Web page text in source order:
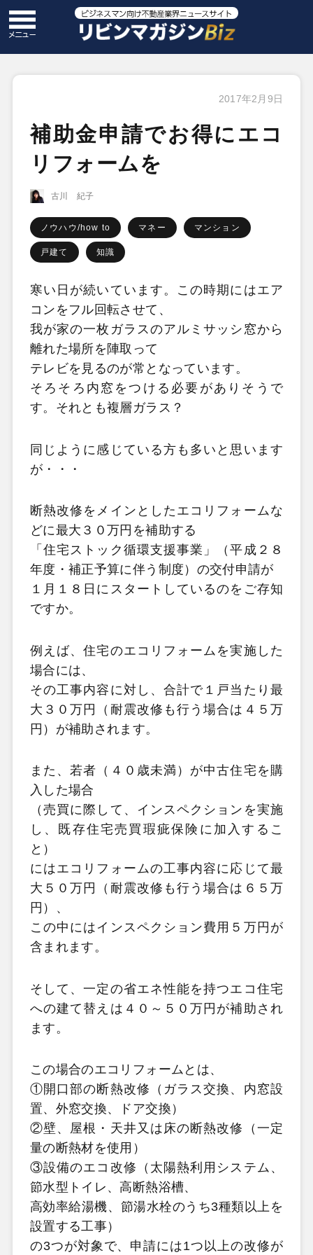
2017年2月9日
補助金申請でお得にエコ
リフォームを
古川 紀子
ノウハウ/how to マネー マンション
戸建て 知識
寒い日が続いています。この時期にはエア
コンをフル回転させて、
我が家の一枚ガラスのアルミサッシ窓から
離れた場所を陣取って
テレビを見るのが常となっています。
そろそろ内窓をつける必要がありそうで
す。それとも複層ガラス？
同じように感じている方も多いと思います
が・・・
断熱改修をメインとしたエコリフォームな
どに最大３０万円を補助する
「住宅ストック循環支援事業」（平成２８
年度・補正予算に伴う制度）の交付申請が
１月１８日にスタートしているのをご存知
ですか。
例えば、住宅のエコリフォームを実施した
場合には、
その工事内容に対し、合計で１戸当たり最
大３０万円（耐震改修も行う場合は４５万
円）が補助されます。
また、若者（４０歳未満）が中古住宅を購
入した場合
（売買に際して、インスペクションを実施
し、既存住宅売買瑕疵保険に加入するこ
と）
にはエコリフォームの工事内容に応じて最
大５０万円（耐震改修も行う場合は６５万
円）、
この中にはインスペクション費用５万円が
含まれます。
そして、一定の省エネ性能を持つエコ住宅
への建て替えは４０～５０万円が補助され
ます。
この場合のエコリフォームとは、
①開口部の断熱改修（ガラス交換、内窓設
置、外窓交換、ドア交換）
②壁、屋根・天井又は床の断熱改修（一定
量の断熱材を使用）
③設備のエコ改修（太陽熱利用システム、
節水型トイレ、高断熱浴槽、
高効率給湯機、節湯水栓のうち3種類以上を
設置する工事）
の3つが対象で、申請には1つ以上の改修が